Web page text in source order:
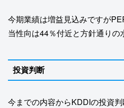
今期業績は増益見込みですが
当性向は44％付近と方針通りの
投資判断
今までの内容からKDDIの投資